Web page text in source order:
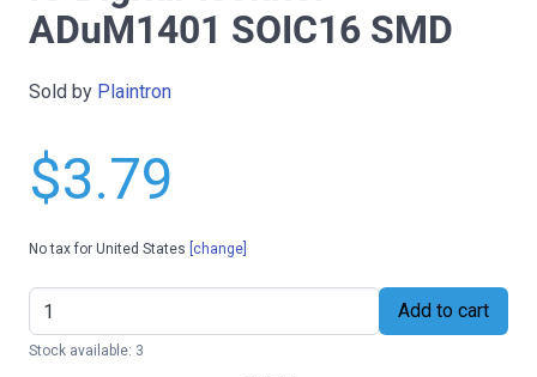
ADuM1401 SOIC16 SMD
Sold by Plaintron
$3.79
No tax for United States [change]
Add to cart
Stock available: 3